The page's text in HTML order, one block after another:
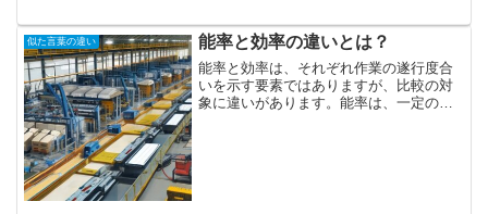
似た言葉の違い 能率と効率の違いとは？
能率と効率は、それぞれ作業の遂行度合
いを示す要素ではありますが、比較の対
象に違いがあります。能率は、一定の時